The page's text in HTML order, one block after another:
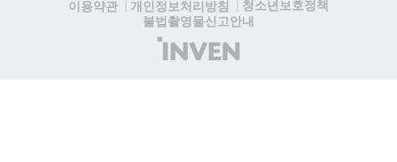
이용약관
개인정보처리방침
청소년보호정책
불법촬영물신고안내
(주)
인